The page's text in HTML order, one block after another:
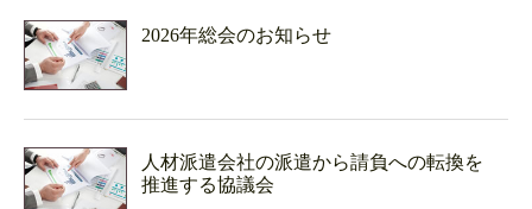
2026年総会のお知らせ
人材派遣会社の派遣から請負への転換を
推進する協議会